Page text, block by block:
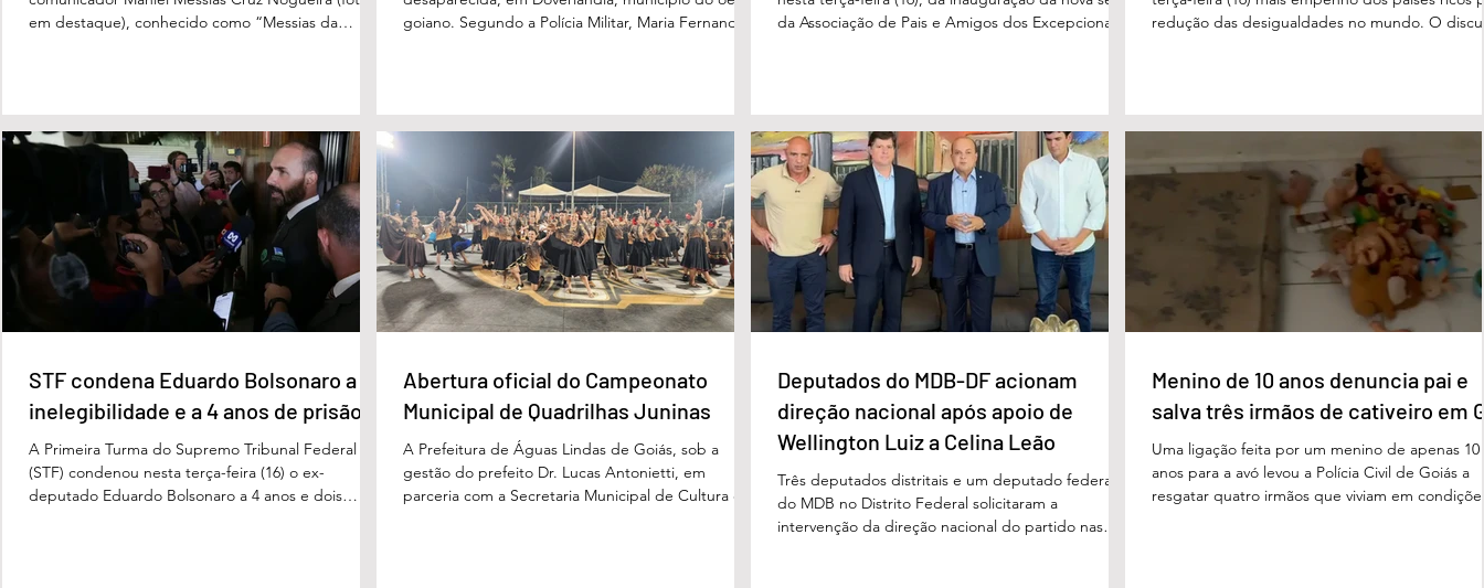
em destaque), conhecido como “Messias da
proferida pelo juiz Hermes Pereira Vidigal, da Vara
Criminal da Comarca de Edéia. O jornalista
contesta a decisão e diz que sofre perseguição.
Apesar da condenação, a pena será cumprida em
regime inicialmente aberto e
goiano. Segundo a Polícia Militar, Maria Fernanda
terça-feira (16/6) não havia sido localizada. O Corpo
de Bombeiros realiza buscas na região, que é de
mata fechada e próxima ao Rio Paraíso. De acordo
com o tenente Vivaldo Alves da Silva Filho, da Polí
da Associação de Pais e Amigos dos Excepcionais,
avanço nas políticas públicas de inclusão, educação
especializada e atendimento multidisciplinar às
pessoas com deficiência. A nova estrutura foi
projetada para oferecer acolhimento, dese
redução das desigualdades no mundo. O
entre países ricos e pobres tem aumentado.
desafios se multiplicam, mas a solidariedade
internacional encolhe. A distância que separa a
prosperidade de Évian da realidade
STF condena Eduardo Bolsonaro a
inelegibilidade e a 4 anos de prisão
A Primeira Turma do Supremo Tribunal Federal
(STF) condenou nesta terça-feira (16) o ex-
deputado Eduardo Bolsonaro a 4 anos e dois
Abertura oficial do Campeonato
Municipal de Quadrilhas Juninas
A Prefeitura de Águas Lindas de Goiás, sob a
gestão do prefeito Dr. Lucas Antonietti, em
parceria com a Secretaria Municipal de Cultura e
Deputados do MDB-DF acionam
direção nacional após apoio de
Wellington Luiz a Celina Leão
Três deputados distritais e um deputado federal
do MDB no Distrito Federal solicitaram a
intervenção da direção nacional do partido nas
Menino de 10 anos denuncia pai e
salva três irmãos de cativeiro em
Uma ligação feita por um menino de apenas 10
anos para a avó levou a Polícia Civil de Goiás a
resgatar quatro irmãos que viviam em